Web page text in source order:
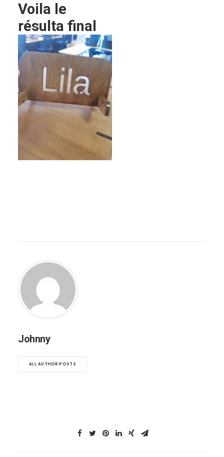
Voila le
résulta final
Johnny
ALL AUTHOR POSTS